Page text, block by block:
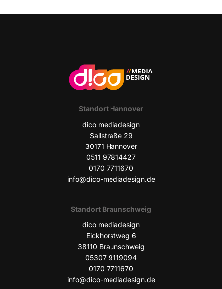
Infor­ma­ti­ves
Stand­ort Hannover
dico media­de­sign
Sall­stra­ße 29
30171 Han­no­ver
0511 97814427
0170 7711670
info@dico-mediadesign.de
Stand­ort Braunschweig
dico media­de­sign
Eick­horst­weg 6
38110 Braun­schweig
05307 9119094
0170 7711670
info@dico-mediadesign.de